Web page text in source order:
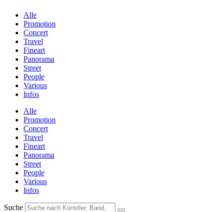
Alle
Promotion
Concert
Travel
Fineart
Panorama
Street
People
Various
Infos
Alle
Promotion
Concert
Travel
Fineart
Panorama
Street
People
Various
Infos
Suche